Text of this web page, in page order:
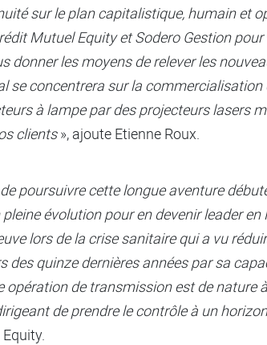
sur le plan capitalistique, humain et
Mutuel Equity et Sodero Gestion
donner les moyens de relever les
se concentrera sur la
à lampe par des projecteurs lasers
clients», ajoute Etienne Roux.
poursuivre cette longue aventure
évolution pour en devenir leader
lors de la crise sanitaire qui a vu
des quinze dernières années par sa
de transmission est de nature
de prendre le contrôle à un